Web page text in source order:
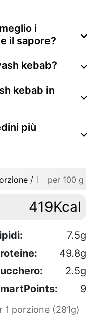
i
il sapore?
kebab?
kebab in
più
/ per 100 g
419Kcal
7.5g
49.8g
2.5g
9
porzione (281g)